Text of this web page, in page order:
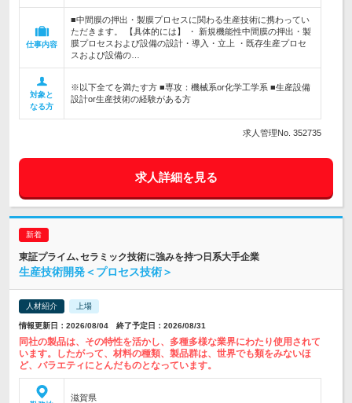
仕事内容
■中間膜の押出・製膜プロセスに関わる生産技術に携わってい
ただきます。 【具体的には】 ・ 新規機能性中間膜の押出・製
膜プロセスおよび設備の設計・導入・立上 ・既存生産プロセ
スおよび設備の…
対象と
なる方
※以下全てを満たす方 ■専攻：機械系or化学工学系 ■生産設備
設計or生産技術の経験がある方
求人管理No. 352735
求人詳細を見る
東証プライム､セラミック技術に強みを持つ日系大手企業
生産技術開発＜プロセス技術＞
人材紹介 上場
情報更新日：2026/08/04 終了予定日：2026/08/31
同社の製品は、その特性を活かし、多種多様な業界にわたり使用されて
います。したがって、材料の種類、製品群は、世界でも類をみないほ
ど、バラエティにとんだものとなっています。
滋賀県